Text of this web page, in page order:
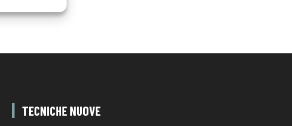
TECNICHE NUOVE